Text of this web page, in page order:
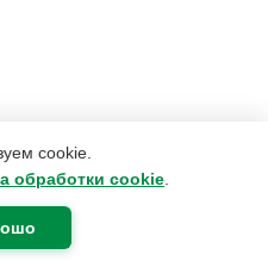
cookie.
обработки cookie